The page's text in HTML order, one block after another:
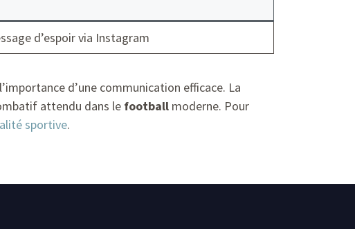
d’espoir via Instagram
d’une communication efficace. La
attendu dans le football moderne. Pour
sportive.